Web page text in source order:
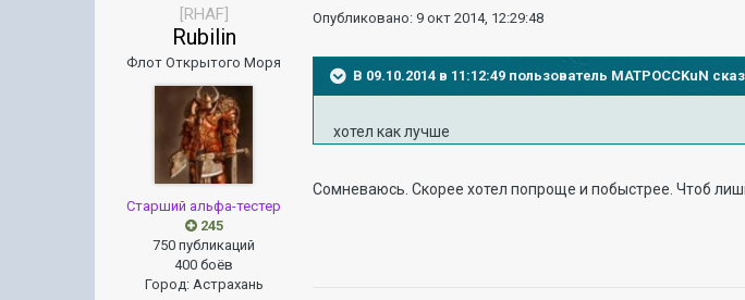
[RHAF]
Rubilin
Флот Открытого Моря
Старший альфа-тестер
245
750 публикаций
400 боёв
Город: Астрахань
Опубликовано: 9 окт 2014, 12:29:48
В 09.10.2014 в 11:12:49 пользователь MATPOCCKuN
хотел как лучше
Сомневаюсь. Скорее хотел попроще и побыстрее. Чтоб